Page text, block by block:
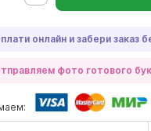
онлайн и забери заказ
фото готового